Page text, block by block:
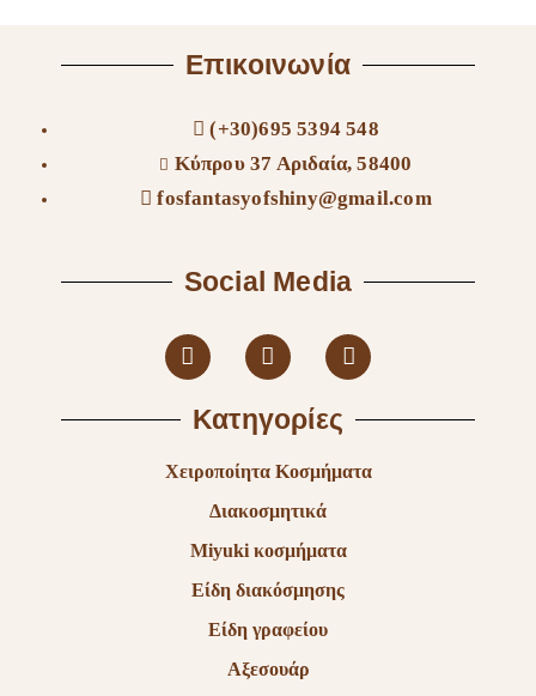
Επικοινωνία
(+30)695 5394 548
Κύπρου 37 Αριδαία, 58400
fosfantasyofshiny@gmail.com
Social Media
Κατηγορίες
Χειροποίητα Κοσμήματα
Διακοσμητικά
Miyuki κοσμήματα
Είδη διακόσμησης
Είδη γραφείου
Αξεσουάρ